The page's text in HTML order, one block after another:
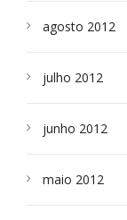
agosto 2012
julho 2012
junho 2012
maio 2012